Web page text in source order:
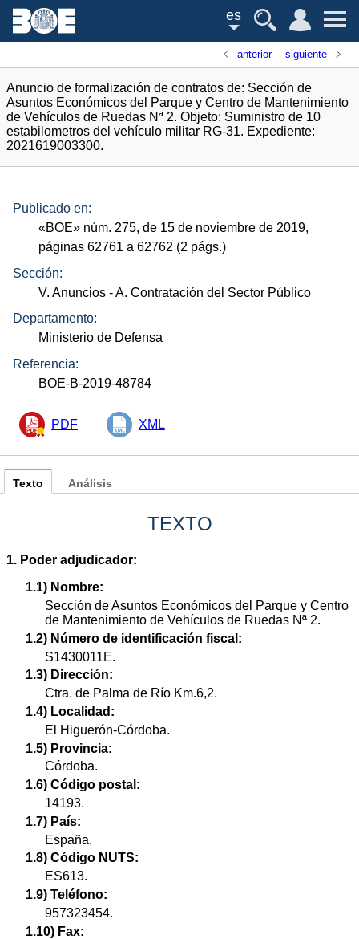
es
anterior siguiente
Anuncio de formalización de contratos de: Sección de
Asuntos Económicos del Parque y Centro de Mantenimiento
de Vehículos de Ruedas Nª 2. Objeto: Suministro de 10
estabilometros del vehículo militar RG-31. Expediente:
2021619003300.
Publicado en:
«BOE» núm. 275, de 15 de noviembre de 2019,
páginas 62761 a 62762 (2 págs.)
Sección:
V. Anuncios - A. Contratación del Sector Público
Departamento:
Ministerio de Defensa
Referencia:
BOE-B-2019-48784
PDF XML
Texto
TEXTO
1. Poder adjudicador:
1.1) Nombre:
Sección de Asuntos Económicos del Parque y Centro
de Mantenimiento de Vehículos de Ruedas Nª 2.
1.2) Número de identificación fiscal:
S1430011E.
1.3) Dirección:
Ctra. de Palma de Río Km.6,2.
1.4) Localidad:
El Higuerón-Córdoba.
1.5) Provincia:
Córdoba.
1.6) Código postal:
14193.
1.7) País:
España.
1.8) Código NUTS:
ES613.
1.9) Teléfono:
957323454.
1.10) Fax:
Análisis